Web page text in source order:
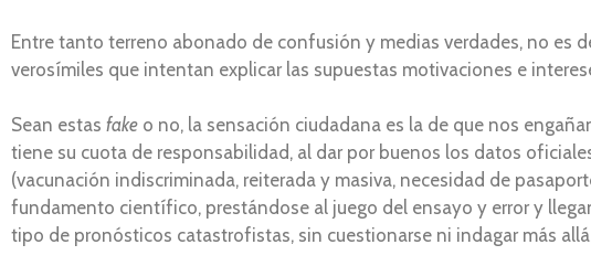
Entre tanto terreno abonado de confusión y medias verdades, no es
verosímiles que intentan explicar las supuestas motivaciones e
Sean estas fake o no, la sensación ciudadana es la de que nos
tiene su cuota de responsabilidad, al dar por buenos los datos
(vacunación indiscriminada, reiterada y masiva, necesidad de
fundamento científico, prestándose al juego del ensayo y error y
tipo de pronósticos catastrofistas, sin cuestionarse ni indagar más